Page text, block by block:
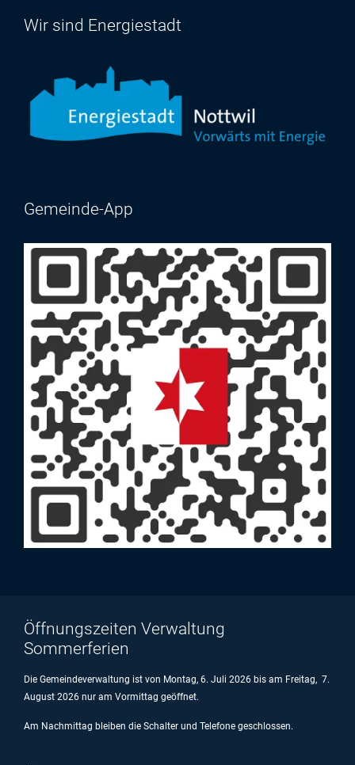
Wir sind Energiestadt
Gemeinde-App
Öffnungszeiten Verwaltung
Sommerferien
Die Gemeindeverwaltung ist von Montag, 6. Juli 2026 bis am Freitag, 7.
August 2026 nur am Vormittag geöffnet.
Am Nachmittag bleiben die Schalter und Telefone geschlossen.